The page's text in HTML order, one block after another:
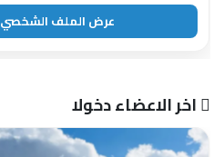
عرض الملف الشخصي
اخر الاعضاء دخولا